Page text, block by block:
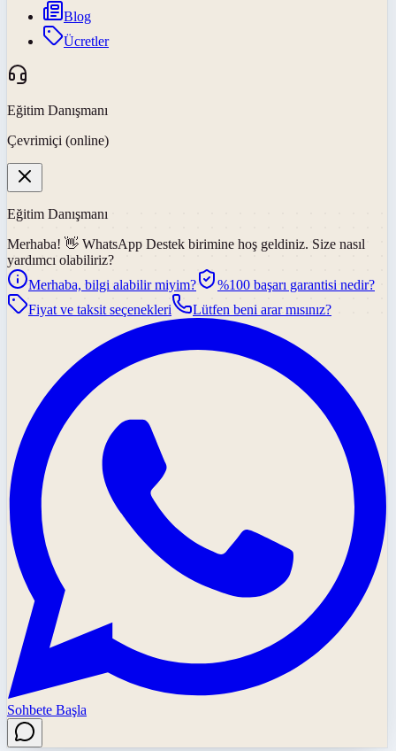
Blog
Ücretler
Eğitim Danışmanı
Çevrimiçi (online)
Eğitim Danışmanı
Merhaba! 👋 WhatsApp Destek birimine hoş geldiniz. Size nasıl
yardımcı olabiliriz?
Merhaba, bilgi alabilir miyim?
%100 başarı garantisi nedir?
Fiyat ve taksit seçenekleri
Lütfen beni arar mısınız?
Sohbete Başla